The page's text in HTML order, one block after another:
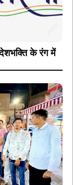
देशभक्ति के रंग में